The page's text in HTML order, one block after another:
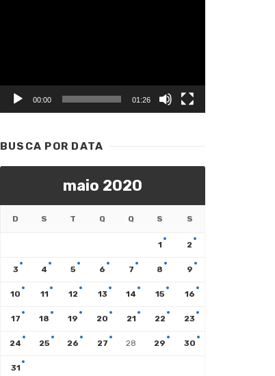
00:00 01:26
BUSCA POR DATA
maio 2020
D S T Q Q S S
1 2
3 4 5 6 7 8 9
10 11 12 13 14 15 16
17 18 19 20 21 22 23
24 25 26 27 28 29 30
31